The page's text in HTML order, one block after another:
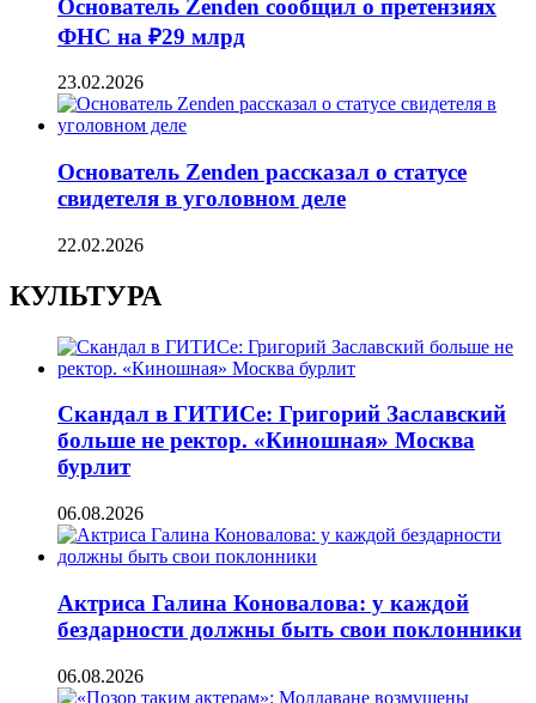
Основатель Zenden сообщил о претензиях
ФНС на ₽29 млрд
23.02.2026
Основатель Zenden рассказал о статусе
свидетеля в уголовном деле
22.02.2026
КУЛЬТУРА
Скандал в ГИТИСе: Григорий Заславский
больше не ректор. «Киношная» Москва
бурлит
06.08.2026
Актриса Галина Коновалова: у каждой
бездарности должны быть свои поклонники
06.08.2026